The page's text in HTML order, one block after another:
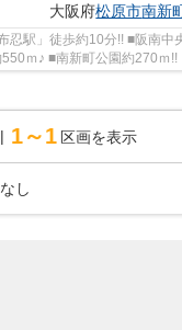
大阪府松原市南新
忍駅」徒歩約10分!! ■阪南中
ｍ♪ ■南新町公園約270ｍ!!
1～1 区画を表示
なし